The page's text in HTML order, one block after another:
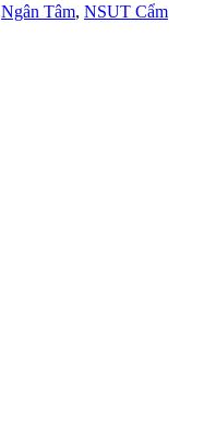
Ngân Tâm, NSUT Cẩm